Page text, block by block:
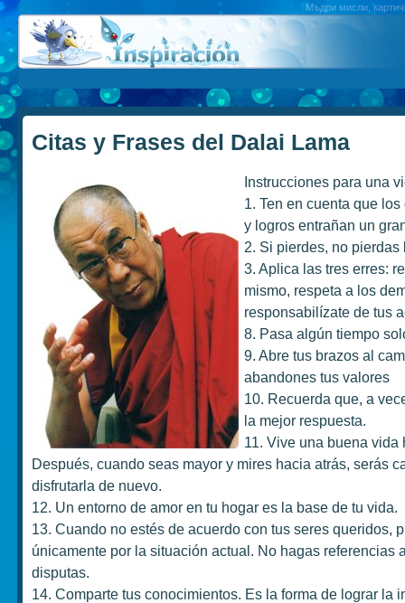
Мъдри мисли,
Citas y Frases del Dalai Lama
Instrucciones para una
1. Ten en cuenta que
y logros entrañan un
2. Si pierdes, no pierdas
3. Aplica las tres erres:
mismo, respeta a los
responsabilízate de tus
8. Pasa algún tiempo
9. Abre tus brazos al
abandones tus valores
10. Recuerda que, a
la mejor respuesta.
11. Vive una buena vida
Después, cuando seas mayor y mires hacia atrás, serás
disfrutarla de nuevo.
12. Un entorno de amor en tu hogar es la base de tu vida.
13. Cuando no estés de acuerdo con tus seres queridos,
únicamente por la situación actual. No hagas referencias
disputas.
14. Comparte tus conocimientos. Es la forma de lograr la